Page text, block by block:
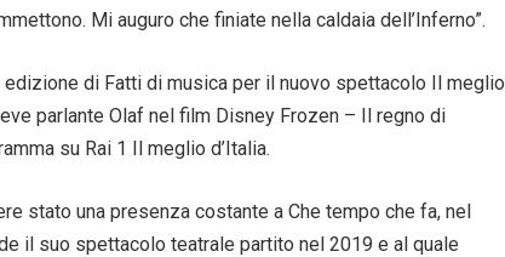
Mi auguro che finiate nella caldaia dell’Inferno”.
edizione di Fatti di musica per il nuovo spettacolo Il meglio
parlante Olaf nel film Disney Frozen – Il regno di
su Rai 1 Il meglio d’Italia.
stato una presenza costante a Che tempo che fa, nel
il suo spettacolo teatrale partito nel 2019 e al quale